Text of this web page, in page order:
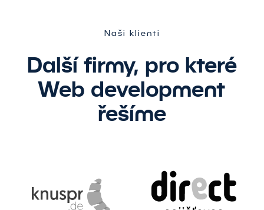
Naši klienti
Další firmy, pro které
Web development
řešíme